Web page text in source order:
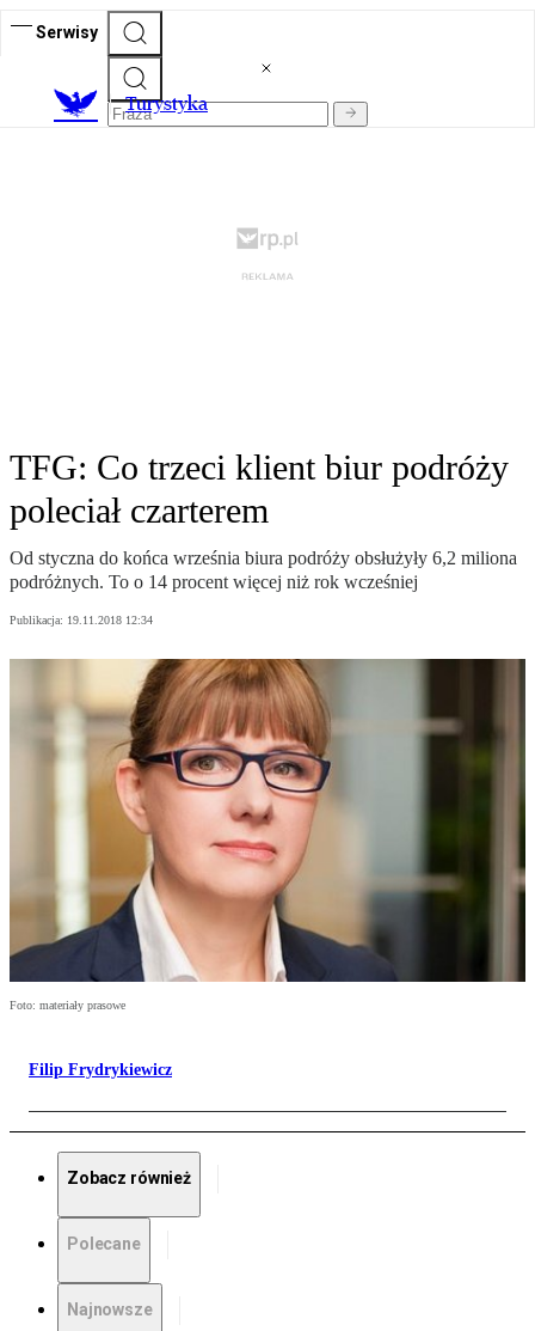
Serwisy
Turystyka
TFG: Co trzeci klient biur podróży
poleciał czarterem
Od styczna do końca września biura podróży obsłużyły 6,2 miliona
podróżnych. To o 14 procent więcej niż rok wcześniej
Publikacja: 19.11.2018 12:34
Foto: materiały prasowe
Filip Frydrykiewicz
Zobacz również
Polecane
Najnowsze